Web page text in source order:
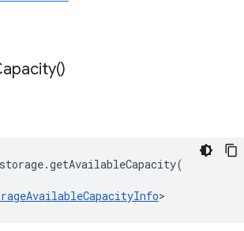
)
storage.getAvailableCapacity(
>